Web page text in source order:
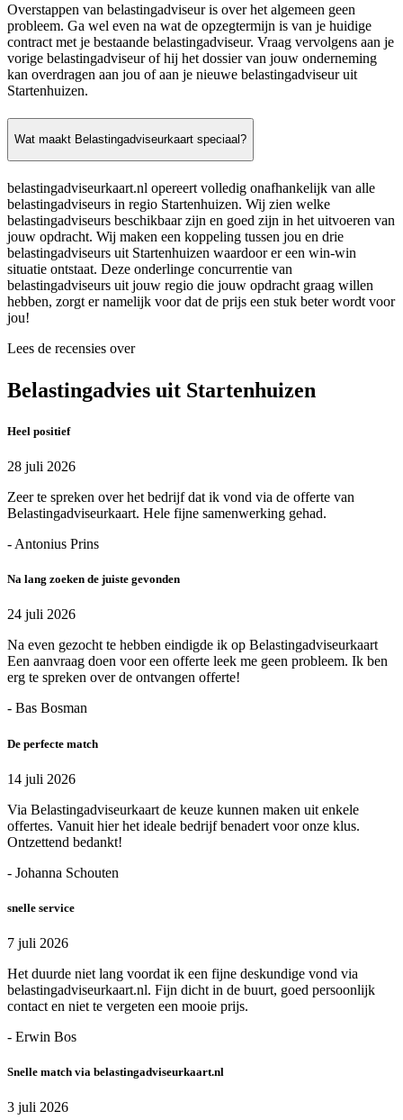
Overstappen van belastingadviseur is over het algemeen geen
probleem. Ga wel even na wat de opzegtermijn is van je huidige
contract met je bestaande belastingadviseur. Vraag vervolgens aan je
vorige belastingadviseur of hij het dossier van jouw onderneming
kan overdragen aan jou of aan je nieuwe belastingadviseur uit
Startenhuizen.
Wat maakt Belastingadviseurkaart speciaal?
belastingadviseurkaart.nl opereert volledig onafhankelijk van alle
belastingadviseurs in regio Startenhuizen. Wij zien welke
belastingadviseurs beschikbaar zijn en goed zijn in het uitvoeren van
jouw opdracht. Wij maken een koppeling tussen jou en drie
belastingadviseurs uit Startenhuizen waardoor er een win-win
situatie ontstaat. Deze onderlinge concurrentie van
belastingadviseurs uit jouw regio die jouw opdracht graag willen
hebben, zorgt er namelijk voor dat de prijs een stuk beter wordt voor
jou!
Lees de recensies over
Belastingadvies uit Startenhuizen
Heel positief
28 juli 2026
Zeer te spreken over het bedrijf dat ik vond via de offerte van
Belastingadviseurkaart. Hele fijne samenwerking gehad.
- Antonius Prins
Na lang zoeken de juiste gevonden
24 juli 2026
Na even gezocht te hebben eindigde ik op Belastingadviseurkaart
Een aanvraag doen voor een offerte leek me geen probleem. Ik ben
erg te spreken over de ontvangen offerte!
- Bas Bosman
De perfecte match
14 juli 2026
Via Belastingadviseurkaart de keuze kunnen maken uit enkele
offertes. Vanuit hier het ideale bedrijf benadert voor onze klus.
Ontzettend bedankt!
- Johanna Schouten
snelle service
7 juli 2026
Het duurde niet lang voordat ik een fijne deskundige vond via
belastingadviseurkaart.nl. Fijn dicht in de buurt, goed persoonlijk
contact en niet te vergeten een mooie prijs.
- Erwin Bos
Snelle match via belastingadviseurkaart.nl
3 juli 2026